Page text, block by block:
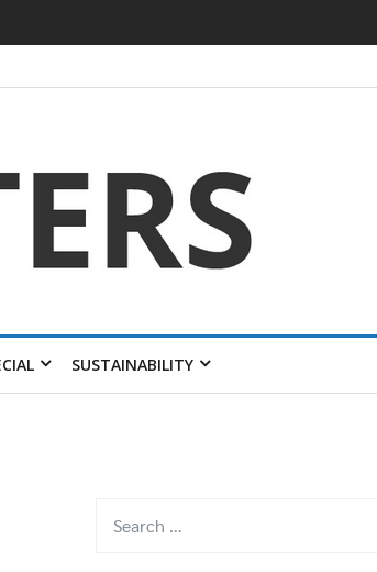
รนด์ใหม่บุกตลาดไทย
SUSTAINABILITY